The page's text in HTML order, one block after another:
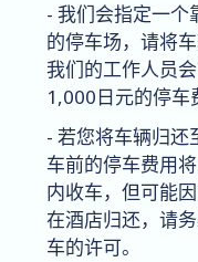
- 我们会指定一个
的停车场，请将
我们的工作人员
1,000日元的停车
- 若您将车辆归还
车前的停车费用
内收车，但可能
在酒店归还，请
车的许可。